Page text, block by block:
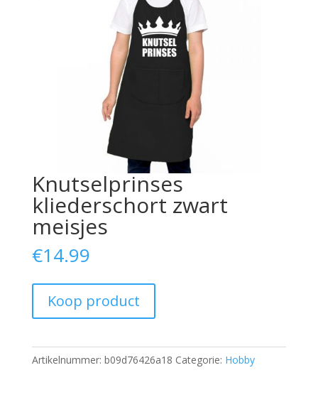
Knutselprinses
kliederschort zwart
meisjes
€14.99
Koop product
Artikelnummer: b09d76426a18 Categorie: Hobby